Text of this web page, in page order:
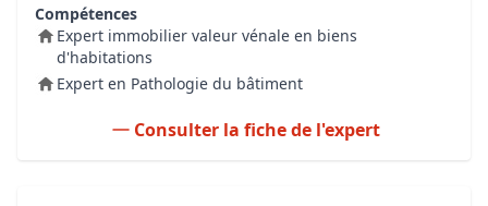
Compétences
Expert immobilier valeur vénale en biens
d'habitations
Expert en Pathologie du bâtiment
Consulter la fiche de l'expert